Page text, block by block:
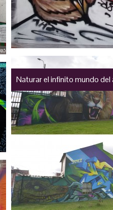
Naturar el infinito mundo del